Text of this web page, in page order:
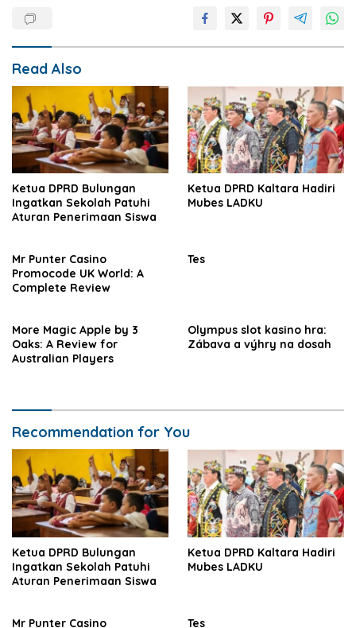
Read Also
Ketua DPRD Bulungan
Ingatkan Sekolah Patuhi
Aturan Penerimaan Siswa
Ketua DPRD Kaltara Hadiri
Mubes LADKU
Mr Punter Casino
Promocode UK World: A
Complete Review
Tes
More Magic Apple by 3
Oaks: A Review for
Australian Players
Olympus slot kasino hra:
Zábava a výhry na dosah
Recommendation for You
Ketua DPRD Bulungan
Ingatkan Sekolah Patuhi
Aturan Penerimaan Siswa
Ketua DPRD Kaltara Hadiri
Mubes LADKU
Mr Punter Casino Tes